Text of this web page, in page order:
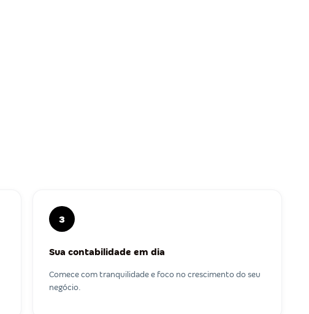
3
Sua contabilidade em dia
Comece com tranquilidade e foco no crescimento do seu
negócio.